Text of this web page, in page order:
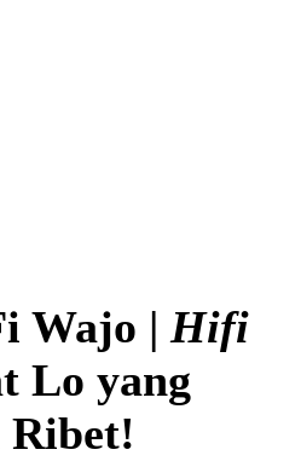
Wajo |Hifi
Lo yang
Ribet!